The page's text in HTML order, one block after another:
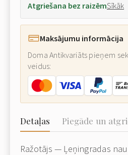
Atgriešana bez raizēmSīkāk
Maksājumu informācija
Doma Antikvariāts pieņem
veidus:
Detaļas Piegāde un
Ražotājs — Ļeņingradas